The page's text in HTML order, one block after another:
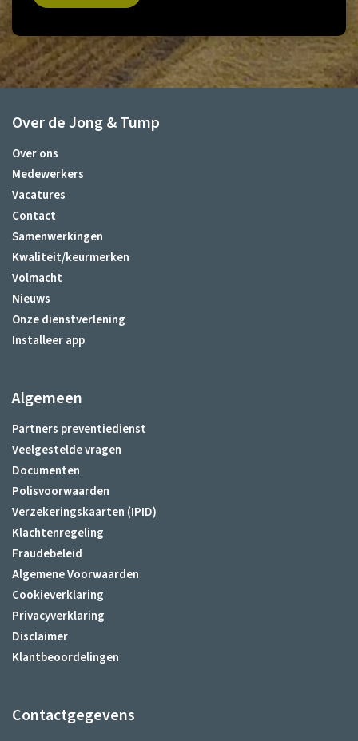
Over de Jong & Tump
Over ons
Medewerkers
Vacatures
Contact
Samenwerkingen
Kwaliteit/keurmerken
Volmacht
Nieuws
Onze dienstverlening
Installeer app
Algemeen
Partners preventiedienst
Veelgestelde vragen
Documenten
Polisvoorwaarden
Verzekeringskaarten (IPID)
Klachtenregeling
Fraudebeleid
Algemene Voorwaarden
Cookieverklaring
Privacyverklaring
Disclaimer
Klantbeoordelingen
Contactgegevens